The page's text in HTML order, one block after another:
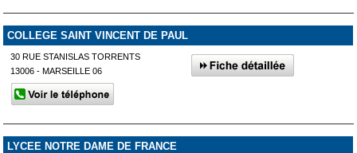
COLLEGE SAINT VINCENT DE PAUL
30 RUE STANISLAS TORRENTS
13006 - MARSEILLE 06
LYCEE NOTRE DAME DE FRANCE